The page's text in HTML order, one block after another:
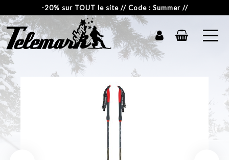
-20% sur TOUT le site // Code : Summer //